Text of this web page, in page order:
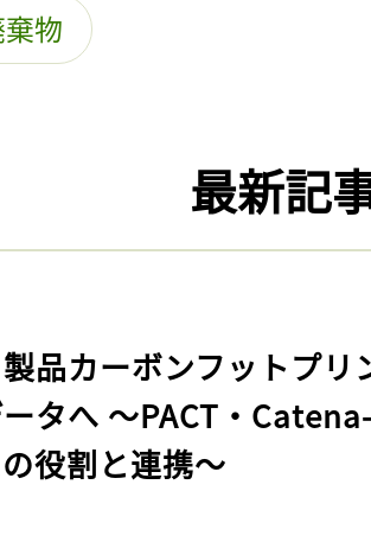
物
最新記
製品カーボンフットプリ
タへ 〜PACT・
役割と連携〜